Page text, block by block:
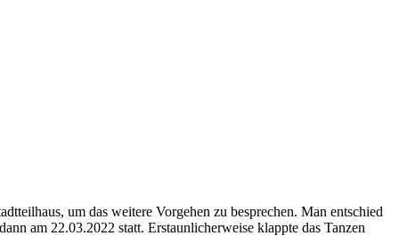
um das weitere Vorgehen zu besprechen. Man entschied
am 22.03.2022 statt. Erstaunlicherweise klappte das Tanzen